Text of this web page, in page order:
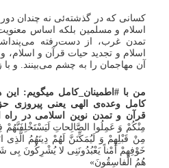
کسانی که در گذشته‌ئی نه چندان دور
اسلام و مسلمین بلکه اساس
تمدن غرب، از دست‌رفته
اسلام و تجدید حیات قرآن و اسلام،
آن مهاجمان را به چشم می‌بینند. و
من با #اطمینان_کامل میگویم:
کامل وعده‌ی الهی یعنی پیروزی
قرآن و تمدن نوین اسلامی در
مِنْکُمْ وَ عَمِلُوا الصَّالِحاتِ
مِنْ قَبْلِهِمْ وَ لَیُمَکِّنَنَّ لَهُمْ دِینَهُمُ الَّذِی
خَوْفِهِمْ أَمْناً یَعْبُدُونَنِی لا یُشْرِکُونَ بِی
هُمُ الْفاسِقُونَ»